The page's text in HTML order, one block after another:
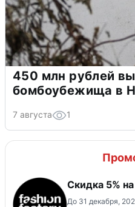
450 млн рублей
бомбоубежища в
7 августа 1
Скидка 5%
До 31 декабря,